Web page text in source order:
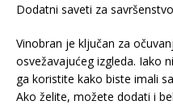
Dodatni saveti za savršenstvo
Vinobran je ključan za
osvežavajućeg izgleda. Iako
ga koristite kako biste imali
Ako želite, možete dodati i